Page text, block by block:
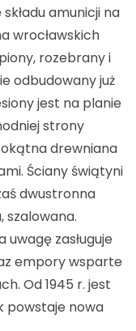
amunicji na
wrocławskich
rozebrany i
odbudowany już
jest na planie
strony
drewniana
Ściany świątyni
dwustronna
zasługuje
empory wsparte
Od 1945 r. jest
powstaje nowa